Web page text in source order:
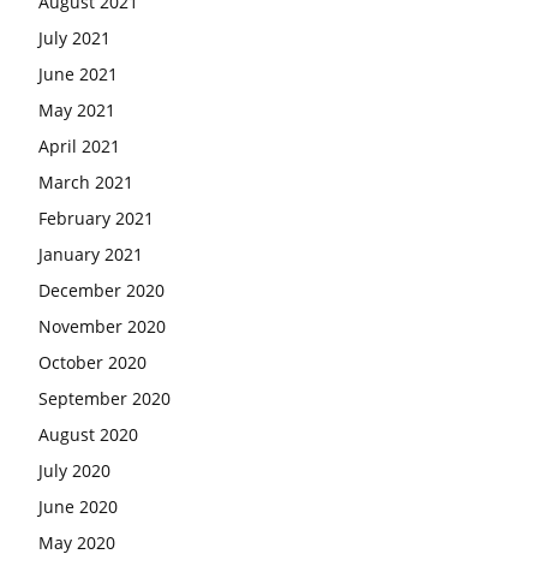
July 2021
June 2021
May 2021
April 2021
March 2021
February 2021
January 2021
December 2020
November 2020
October 2020
September 2020
August 2020
July 2020
June 2020
May 2020